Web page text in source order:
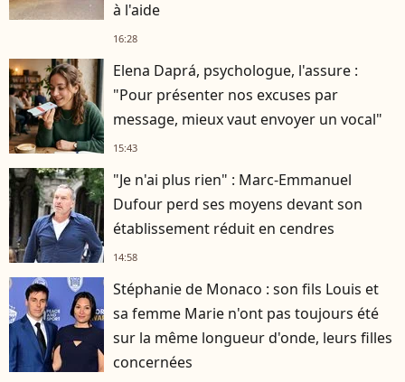
à l'aide
16:28
Elena Daprá, psychologue, l'assure :
"Pour présenter nos excuses par
message, mieux vaut envoyer un vocal"
15:43
"Je n'ai plus rien" : Marc-Emmanuel
Dufour perd ses moyens devant son
établissement réduit en cendres
14:58
Stéphanie de Monaco : son fils Louis et
sa femme Marie n'ont pas toujours été
sur la même longueur d'onde, leurs filles
concernées